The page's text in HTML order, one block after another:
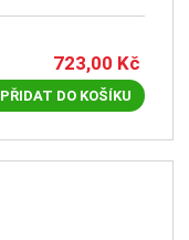
723,00 Kč
PŘIDAT DO KOŠÍKU